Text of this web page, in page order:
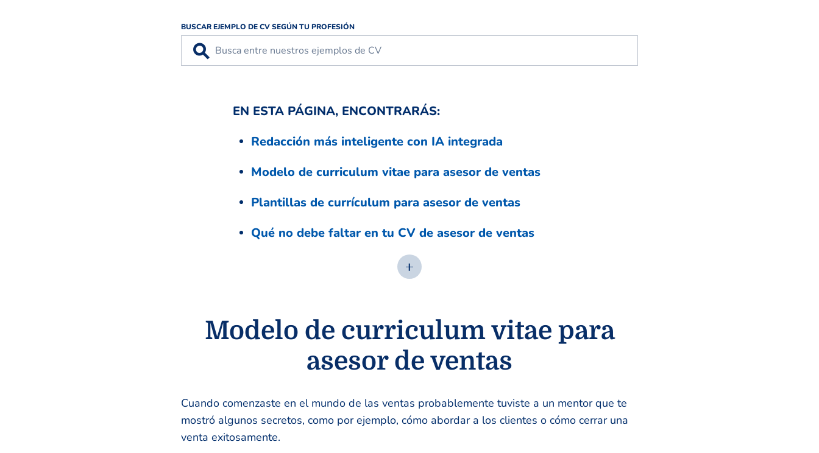
BUSCAR EJEMPLO DE CV SEGÚN TU PROFESIÓN
⚲
EN ESTA PÁGINA, ENCONTRARÁS:
Redacción más inteligente con IA integrada
Modelo de curriculum vitae para asesor de ventas
Plantillas de currículum para asesor de ventas
Qué no debe faltar en tu CV de asesor de ventas
Modelo de curriculum vitae para
asesor de ventas
Cuando comenzaste en el mundo de las ventas probablemente tuviste a un mentor que te
mostró algunos secretos, como por ejemplo, cómo abordar a los clientes o cómo cerrar una
venta exitosamente.